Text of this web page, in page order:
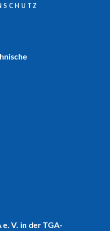
V. in der TGA-